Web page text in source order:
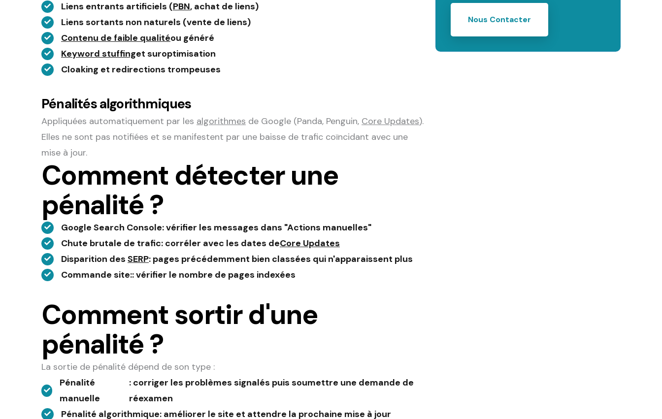
Liens entrants artificiels (PBN, achat de liens)
Liens sortants non naturels (vente de liens)
Contenu de faible qualitéou généré
Keyword stuffinget suroptimisation
Cloaking et redirections trompeuses
Pénalités algorithmiques
Appliquées automatiquement par les algorithmes de Google (Panda, Penguin, Core Updates).
Elles ne sont pas notifiées et se manifestent par une baisse de trafic coïncidant avec une
mise à jour.
Comment détecter une
pénalité ?
Google Search Console: vérifier les messages dans "Actions manuelles"
Chute brutale de trafic: corréler avec les dates deCore Updates
Disparition des SERP: pages précédemment bien classées qui n'apparaissent plus
Commande site:: vérifier le nombre de pages indexées
Comment sortir d'une
pénalité ?
La sortie de pénalité dépend de son type :
Pénalité
manuelle
: corriger les problèmes signalés puis soumettre une demande de
réexamen
Pénalité algorithmique: améliorer le site et attendre la prochaine mise à jour
Nous Contacter